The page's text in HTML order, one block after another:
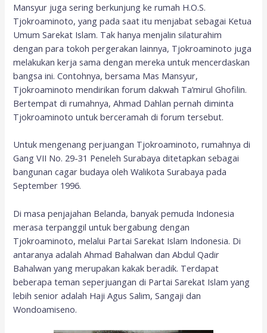
Mansyur juga sering berkunjung ke rumah H.O.S.
Tjokroaminoto, yang pada saat itu menjabat sebagai Ketua
Umum Sarekat Islam. Tak hanya menjalin silaturahim
dengan para tokoh pergerakan lainnya, Tjokroaminoto juga
melakukan kerja sama dengan mereka untuk mencerdaskan
bangsa ini. Contohnya, bersama Mas Mansyur,
Tjokroaminoto mendirikan forum dakwah Ta’mirul Ghofilin.
Bertempat di rumahnya, Ahmad Dahlan pernah diminta
Tjokroaminoto untuk berceramah di forum tersebut.
Untuk mengenang perjuangan Tjokroaminoto, rumahnya di
Gang VII No. 29-31 Peneleh Surabaya ditetapkan sebagai
bangunan cagar budaya oleh Walikota Surabaya pada
September 1996.
Di masa penjajahan Belanda, banyak pemuda Indonesia
merasa terpanggil untuk bergabung dengan
Tjokroaminoto, melalui Partai Sarekat Islam Indonesia. Di
antaranya adalah Ahmad Bahalwan dan Abdul Qadir
Bahalwan yang merupakan kakak beradik. Terdapat
beberapa teman seperjuangan di Partai Sarekat Islam yang
lebih senior adalah Haji Agus Salim, Sangaji dan
Wondoamiseno.